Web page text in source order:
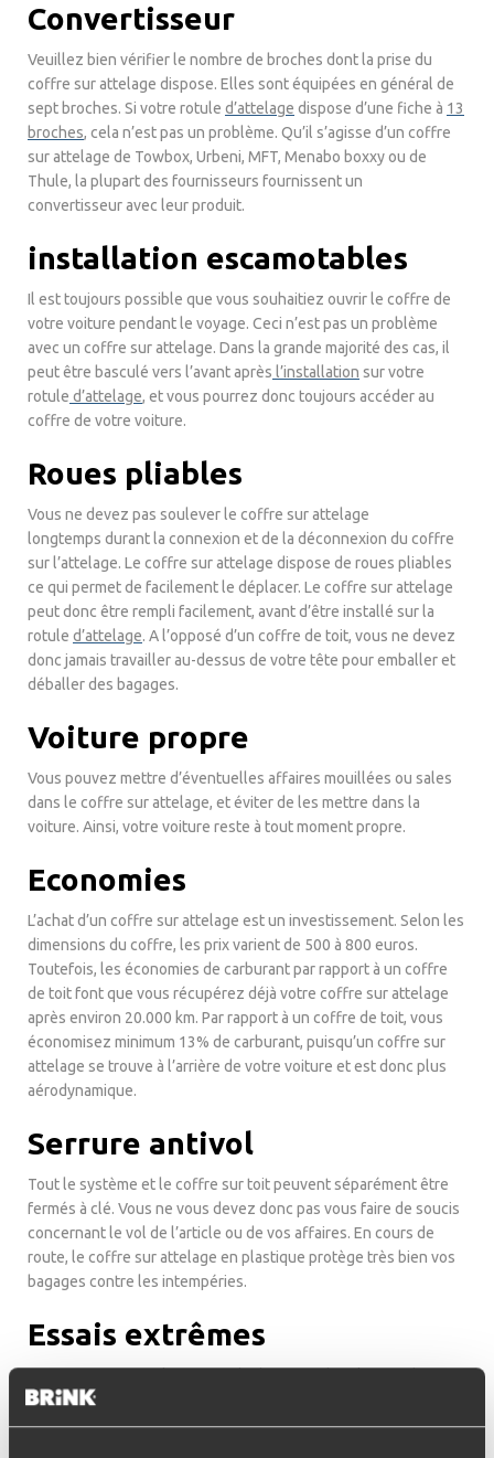
Convertisseur
Veuillez bien vérifier le nombre de broches dont la prise du
coffre sur attelage dispose. Elles sont équipées en général de
sept broches. Si votre rotule d’attelage dispose d’une fiche à 13
broches, cela n’est pas un problème. Qu’il s’agisse d’un coffre
sur attelage de Towbox, Urbeni, MFT, Menabo boxxy ou de
Thule, la plupart des fournisseurs fournissent un
convertisseur avec leur produit.
installation escamotables
Il est toujours possible que vous souhaitiez ouvrir le coffre de
votre voiture pendant le voyage. Ceci n’est pas un problème
avec un coffre sur attelage. Dans la grande majorité des cas, il
peut être basculé vers l’avant après l’installation sur votre
rotule d’attelage, et vous pourrez donc toujours accéder au
coffre de votre voiture.
Roues pliables
Vous ne devez pas soulever le coffre sur attelage
longtemps durant la connexion et de la déconnexion du coffre
sur l’attelage. Le coffre sur attelage dispose de roues pliables
ce qui permet de facilement le déplacer. Le coffre sur attelage
peut donc être rempli facilement, avant d’être installé sur la
rotule d’attelage. A l’opposé d’un coffre de toit, vous ne devez
donc jamais travailler au-dessus de votre tête pour emballer et
déballer des bagages.
Voiture propre
Vous pouvez mettre d’éventuelles affaires mouillées ou sales
dans le coffre sur attelage, et éviter de les mettre dans la
voiture. Ainsi, votre voiture reste à tout moment propre.
Economies
L’achat d’un coffre sur attelage est un investissement. Selon les
dimensions du coffre, les prix varient de 500 à 800 euros.
Toutefois, les économies de carburant par rapport à un coffre
de toit font que vous récupérez déjà votre coffre sur attelage
après environ 20.000 km. Par rapport à un coffre de toit, vous
économisez minimum 13% de carburant, puisqu’un coffre sur
attelage se trouve à l’arrière de votre voiture et est donc plus
aérodynamique.
Serrure antivol
Tout le système et le coffre sur toit peuvent séparément être
fermés à clé. Vous ne vous devez donc pas vous faire de soucis
concernant le vol de l’article ou de vos affaires. En cours de
route, le coffre sur attelage en plastique protège très bien vos
bagages contre les intempéries.
Essais extrêmes
de route les plus extrêmes. Ils ont même subi des essais de
choc (si jamais un tel désastre devait se présenter) pour veiller à